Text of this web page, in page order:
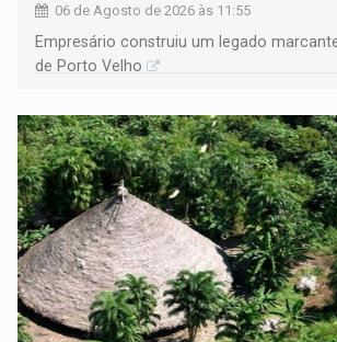
06 de Agosto de 2026 às 11:55
Empresário construiu um legado
de Porto Velho